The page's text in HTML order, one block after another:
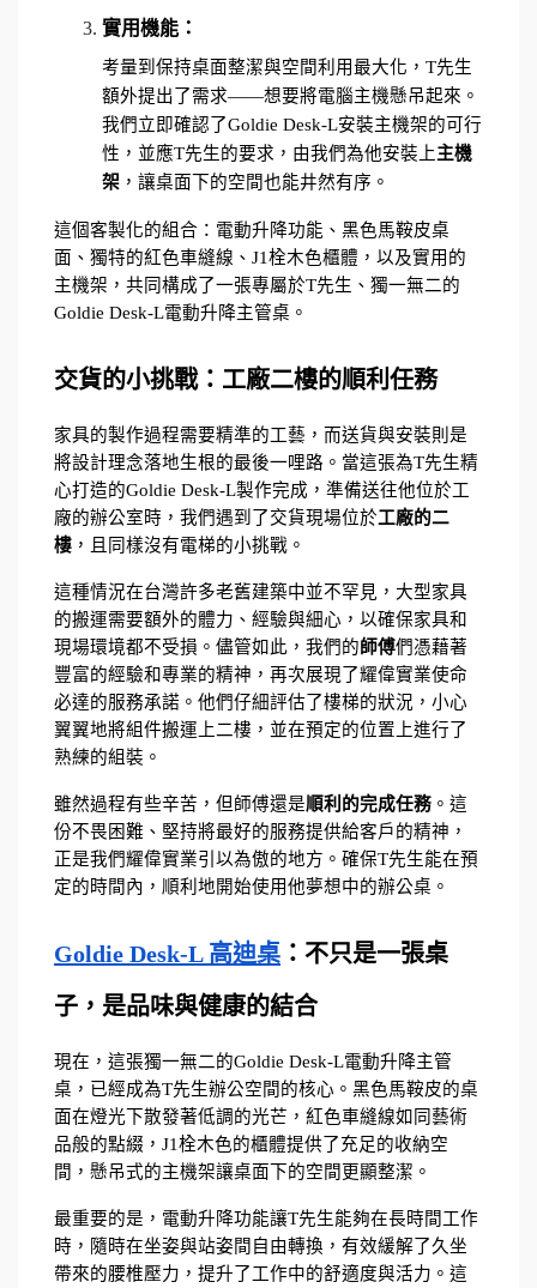
實用機能：
考量到保持桌面整潔與空間利用最大化，T先生
額外提出了需求——想要將電腦主機懸吊起來。
我們立即確認了Goldie Desk-L安裝主機架的可行
性，並應T先生的要求，由我們為他安裝上主機
架 ，讓桌面下的空間也能井然有序。
這個客製化的組合：電動升降功能、黑色馬鞍皮桌
面、獨特的紅色車縫線、J1栓木色櫃體，以及實用的
主機架，共同構成了一張專屬於T先生、獨一無二的
Goldie Desk-L電動升降主管桌。
交貨的小挑戰：工廠二樓的順利任務
家具的製作過程需要精準的工藝，而送貨與安裝則是
將設計理念落地生根的最後一哩路。當這張為T先生精
心打造的Goldie Desk-L製作完成，準備送往他位於工
廠的辦公室時，我們遇到了交貨現場位於工廠的二
樓 ，且同樣沒有電梯的小挑戰。
這種情況在台灣許多老舊建築中並不罕見，大型家具
的搬運需要額外的體力、經驗與細心，以確保家具和
現場環境都不受損。儘管如此，我們的師傅們憑藉著
豐富的經驗和專業的精神，再次展現了耀偉實業使命
必達的服務承諾。他們仔細評估了樓梯的狀況，小心
翼翼地將組件搬運上二樓，並在預定的位置上進行了
熟練的組裝。
雖然過程有些辛苦，但師傅還是順利的完成任務 。這
份不畏困難、堅持將最好的服務提供給客戶的精神，
正是我們耀偉實業引以為傲的地方。確保T先生能在預
定的時間內，順利地開始使用他夢想中的辦公桌。
Goldie Desk-L 高迪桌 ：不只是一張桌
子，是品味與健康的結合
現在，這張獨一無二的Goldie Desk-L電動升降主管
桌，已經成為T先生辦公空間的核心。黑色馬鞍皮的桌
面在燈光下散發著低調的光芒，紅色車縫線如同藝術
品般的點綴，J1栓木色的櫃體提供了充足的收納空
間，懸吊式的主機架讓桌面下的空間更顯整潔。
最重要的是，電動升降功能讓T先生能夠在長時間工作
時，隨時在坐姿與站姿間自由轉換，有效緩解了久坐
帶來的腰椎壓力，提升了工作中的舒適度與活力。這